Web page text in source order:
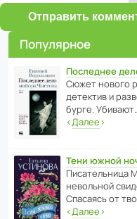
Отправить
Популярное
Последнее
Сюжет нового
дете­ктив и
бурге. Убивают…
‹Далее›
Тени южной
Писа­тель­ница
невольной
Спасаясь от
‹Далее›